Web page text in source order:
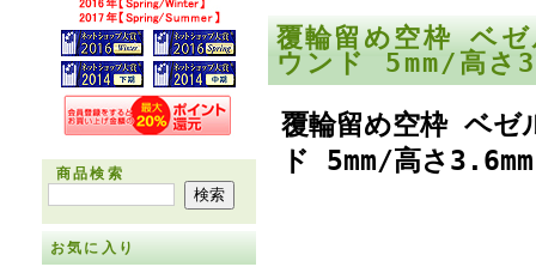
商品検索
お気に入り
覆輪留め空枠 ベ
ウンド 5mm/高
覆輪留め空枠 ベゼ
ド 5mm/高さ